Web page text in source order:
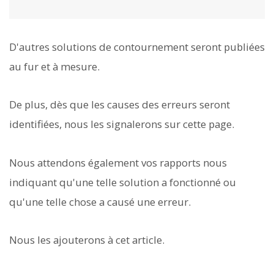
D'autres solutions de contournement seront publiées
au fur et à mesure.
De plus, dès que les causes des erreurs seront
identifiées, nous les signalerons sur cette page.
Nous attendons également vos rapports nous
indiquant qu'une telle solution a fonctionné ou
qu'une telle chose a causé une erreur.
Nous les ajouterons à cet article.